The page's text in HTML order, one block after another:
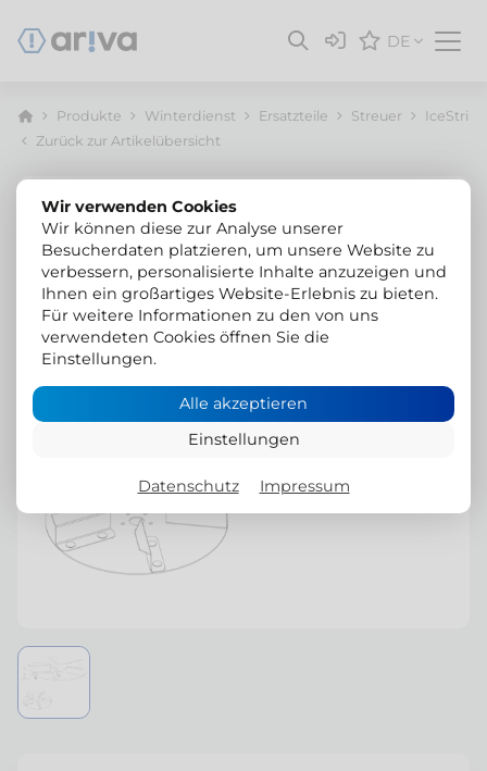
DE
Produkte Winterdienst Ersatzteile Streuer
Zurück zur Artikelübersicht
Wir verwenden Cookies
Wir können diese zur Analyse unserer
Besucherdaten platzieren, um unsere Website zu
verbessern, personalisierte Inhalte anzuzeigen und
Ihnen ein großartiges Website-Erlebnis zu bieten.
Für weitere Informationen zu den von uns
verwendeten Cookies öffnen Sie die
Einstellungen.
Alle akzeptieren
Einstellungen
Datenschutz Impressum